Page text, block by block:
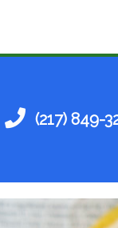
(217) 849-